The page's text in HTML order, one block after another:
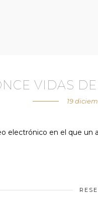
VIDAS
19
electrónico en el que